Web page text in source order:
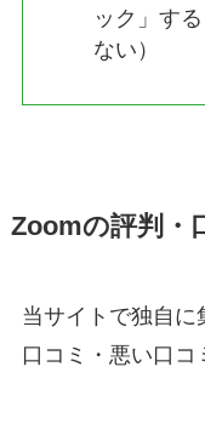
ック」す
ない）
Zoomの評判・
当サイトで独自に
口コミ・悪い口コ